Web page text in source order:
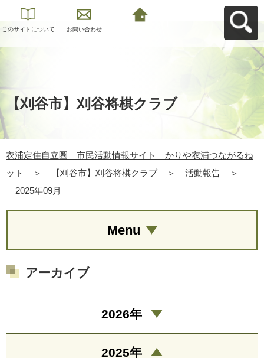
このサイトについて お問い合わせ
【刈谷市】刈谷将棋クラブ
衣浦定住自立圏 市民活動情報サイト かりや衣浦つながるね
ット
＞ 【刈谷市】刈谷将棋クラブ ＞ 活動報告
＞
2025年09月
Menu
アーカイブ
2026年
2025年